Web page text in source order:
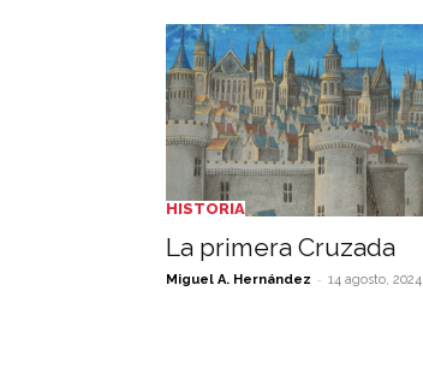
HISTORIA
La primera Cruzada
Miguel A. Hernández - 14 agosto, 2024